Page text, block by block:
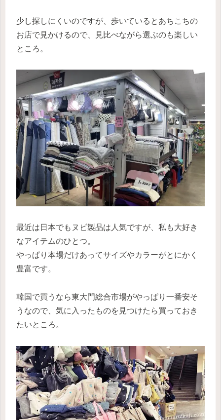
少し探しにくいのですが、歩いているとあちこちの
お店で見かけるので、見比べながら選ぶのも楽しい
ところ。
最近は日本でもヌビ製品は人気ですが、私も大好き
なアイテムのひとつ。
やっぱり本場だけあってサイズやカラーがとにかく
豊富です。
韓国で買うなら東大門総合市場がやっぱり一番安そ
うなので、気に入ったものを見つけたら買っておき
たいところ。